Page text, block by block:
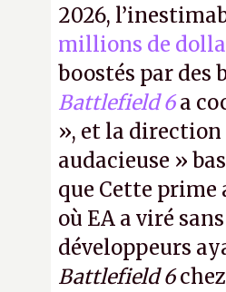
2026,
millions de
boostés par des
Battlefield 6a
», et la
audacieuse »
que Cette prime
où EA a viré
développeurs
Battlefield 6